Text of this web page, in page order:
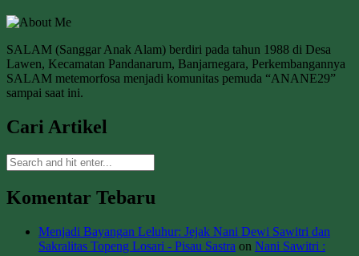
SALAM (Sanggar Anak Alam) berdiri pada tahun 1988 di Desa
Lawen, Kecamatan Pandanarum, Banjarnegara, Perkembangannya
SALAM metemorfosa menjadi komunitas pemuda “ANANE29”
sampai saat ini.
Cari Artikel
Komentar Tebaru
Menjadi Bayangan Leluhur: Jejak Nani Dewi Sawitri dan
Sakralitas Topeng Losari - Pisau Sastra on Nani Sawitri :